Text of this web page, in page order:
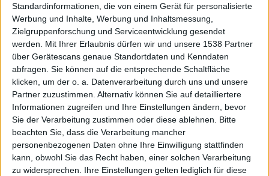
Standardinformationen, die von einem Gerät für personalisierte
Werbung und Inhalte, Werbung und Inhaltsmessung,
Zielgruppenforschung und Serviceentwicklung gesendet
werden.
Mit Ihrer Erlaubnis dürfen wir und unsere 1538 Partner
über Gerätescans genaue Standortdaten und Kenndaten
abfragen. Sie können auf die entsprechende Schaltfläche
klicken, um der o. a. Datenverarbeitung durch uns und unsere
Partner zuzustimmen. Alternativ können Sie auf detailliertere
Informationen zugreifen und Ihre Einstellungen ändern, bevor
Sie der Verarbeitung zustimmen oder diese ablehnen.
Bitte
beachten Sie, dass die Verarbeitung mancher
personenbezogenen Daten ohne Ihre Einwilligung stattfinden
kann, obwohl Sie das Recht haben, einer solchen Verarbeitung
zu widersprechen. Ihre Einstellungen gelten lediglich für diese
Inhalt:Der Pariser Pubilcity-Manager Charles Masson (Michel
Bouquet) hat eine Affaire mit Laura, der Frau seines besten
Freundes Francois (Francois Perier). Bei einem ihrer gewagten
SM-Spielchen stranguliert er seine Geliebte aus Versehen zu
Tode. Charles faellt es schwer mit der Schuld zu leben, die er auf
sich geladen hat und zum Alltag mit seiner Frau (Stephane
Audran) und den beiden Kindern ueberzugehen...
Empfehlungen für Dich: